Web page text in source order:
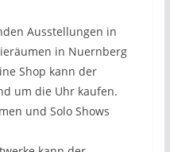
Ausstellungen in
in Nuernberg
Shop kann der
um die Uhr kaufen.
und Solo Shows